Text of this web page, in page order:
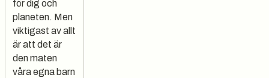
för dig och
planeten. Men
viktigast av allt
är att det är
den maten
våra egna barn